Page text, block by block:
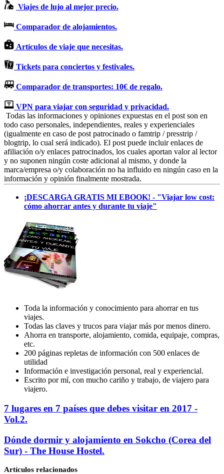
Viajes de lujo al mejor precio.
Comparador de alojamientos.
Artículos de viaje que necesitas.
Tickets para conciertos y festivales.
Comparador de transportes: 10€ de regalo.
VPN para viajar con seguridad y privacidad.
Todas las informaciones y opiniones expuestas en el post son en
todo caso personales, independientes, reales y experienciales
(igualmente en caso de post patrocinado o famtrip / presstrip /
blogtrip, lo cual será indicado). El post puede incluir enlaces de
afiliación o/y enlaces patrocinados, los cuales aportan valor al lector
y no suponen ningún coste adicional al mismo, y donde la
marca/empresa o/y colaboración no ha influido en ningún caso en la
información y opinión finalmente mostrada.
¡DESCARGA GRATIS MI EBOOK! - "Viajar low cost:
cómo ahorrar antes y durante tu viaje"
Toda la información y conocimiento para ahorrar en tus
viajes.
Todas las claves y trucos para viajar más por menos dinero.
Ahorra en transporte, alojamiento, comida, equipaje, compras,
etc.
200 páginas repletas de información con 500 enlaces de
utilidad
Información e investigación personal, real y experiencial.
Escrito por mí, con mucho cariño y trabajo, de viajero para
viajero.
7
lugares
en
países
que
visitar
7 lugares en 7 países que debes visitar en 2017 -
Vol.2.
Dónde
dormir
y
alojamiento
Dónde dormir y alojamiento en Sokcho (Corea del
Sur) - The House Hostel.
Artículos relacionados